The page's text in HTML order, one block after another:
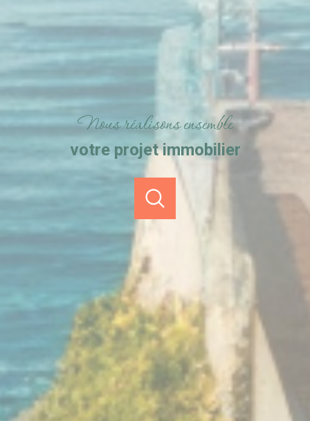
Nous réalisons ensemble
votre projet immobilier